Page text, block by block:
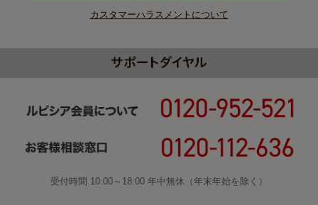
カスタマーハラスメントについて
受付時間 10:00～18:00 年中無休（年末年始を除く）